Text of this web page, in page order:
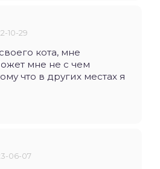
10-29
кота, мне
мне не с чем
что в других местах я
06-07